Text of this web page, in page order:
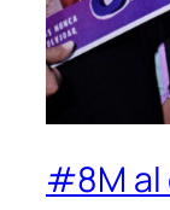
#8M al